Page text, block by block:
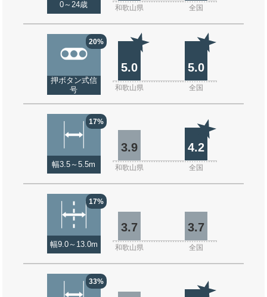
0～24歳 和歌山県 全国
20%
押ボタン式信
号
5.0 5.0
和歌山県 全国
17%
幅3.5～5.5m
3.9 4.2
和歌山県 全国
17%
幅9.0～13.0m
3.7 3.7
和歌山県 全国
33%